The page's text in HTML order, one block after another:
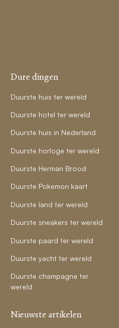
Dure dingen
Duurste huis ter wereld
Duurste hotel ter wereld
Duurste huis in Nederland
Duurste horloge ter wereld
Duurste Herman Brood
Duurste Pokemon kaart
Duurste land ter wereld
Duurste sneakers ter wereld
Duurste paard ter wereld
Duurste yacht ter wereld
Duurste champagne ter
wereld
Nieuwste artikelen